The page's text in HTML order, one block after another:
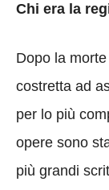
Chi era la
Dopo la
costretta ad
per lo più
opere sono
più grandi